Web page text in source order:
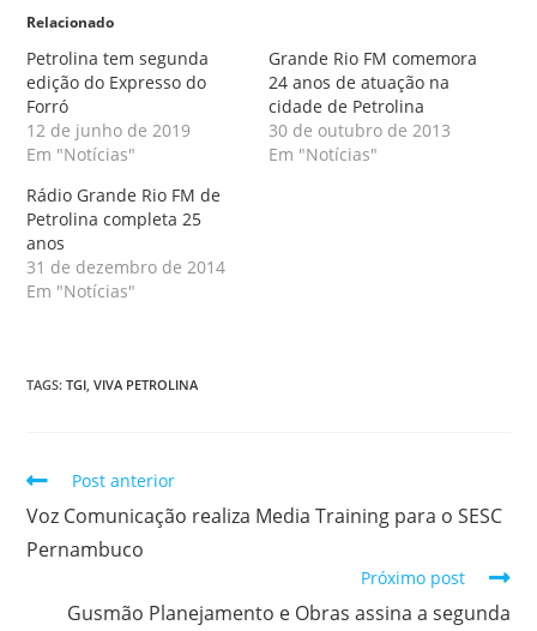
Relacionado
Petrolina tem segunda
edição do Expresso do
Forró
12 de junho de 2019
Em "Notícias"
Grande Rio FM comemora
24 anos de atuação na
cidade de Petrolina
30 de outubro de 2013
Em "Notícias"
Rádio Grande Rio FM de
Petrolina completa 25
anos
31 de dezembro de 2014
Em "Notícias"
TAGS:TGI VIVA PETROLINA
Post anterior
Voz Comunicação realiza Media Training para o SESC
Pernambuco
Próximo post
Gusmão Planejamento e Obras assina a segunda